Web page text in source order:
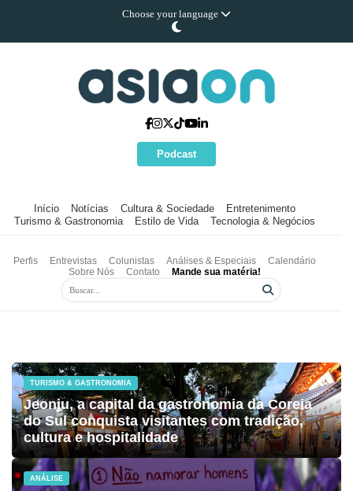
Choose your language
Podcast
Início Notícias Cultura & Sociedade
Entretenimento
Turismo & Gastronomia
Estilo de Vida Tecnologia & Negócios
Perfis Entrevistas Colunistas Análises & Especiais
Calendário
Sobre Nós
Contato Mande sua matéria!
TURISMO & GASTRONOMIA
Jeonju, a capital da gastronomia da Coreia
do Sul conquista visitantes com tradição,
cultura e hospitalidade
ANÁLISE